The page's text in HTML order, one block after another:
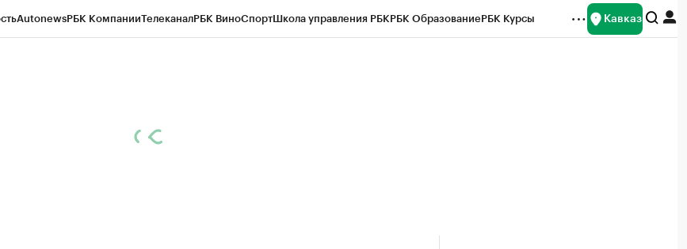
AutonewsРБК КомпанииТелеканалРБК ВиноСпортШкола управления РБКРБК ОбразованиеРБК Курсы Кавказ